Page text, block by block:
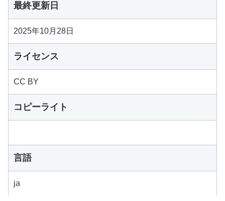
最終更新日
2025年10月28日
ライセンス
CC BY
コピーライト
言語
ja